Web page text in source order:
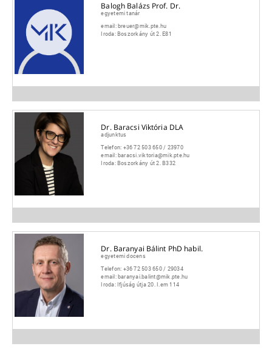
Balogh Balázs Prof. Dr.
egyetemi tanár
email:breuer@mik.pte.hu
Iroda:Boszorkány út 2. E81
Dr. Baracsi Viktória DLA
adjunktus
Telefon: +36 72 503 650 / 23970
email:baracsi.viktoria@mik.pte.hu
Iroda:Boszorkány út 2. B332
Dr. Baranyai Bálint PhD habil.
egyetemi docens
Telefon: +36 72 503 650 / 29034
email:baranyai.balint@mik.pte.hu
Iroda:Ifjúság útja 20. I.em 114